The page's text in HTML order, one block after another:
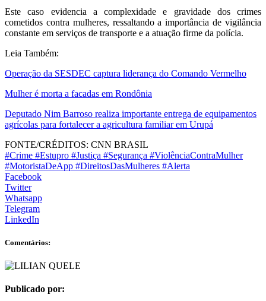
Este caso evidencia a complexidade e gravidade dos crimes
cometidos contra mulheres, ressaltando a importância de vigilância
constante em serviços de transporte e a atuação firme da polícia.
Leia Também:
Operação da SESDEC captura liderança do Comando Vermelho
Mulher é morta a facadas em Rondônia
Deputado Nim Barroso realiza importante entrega de equipamentos
agrícolas para fortalecer a agricultura familiar em Urupá
FONTE/CRÉDITOS: CNN BRASIL
#Crime #Estupro #Justiça #Segurança #ViolênciaContraMulher
#MotoristaDeApp #DireitosDasMulheres #Alerta
Facebook
Twitter
Whatsapp
Telegram
LinkedIn
Comentários:
Publicado por: